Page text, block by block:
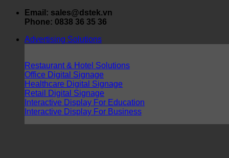
Skip
Email: sales@dstek.vn
Phone: 0838 36 35 36
Advertising Solutions
Restaurant & Hotel Solutions
Office Digital Signage
Healthcare Digital Signage
Retail Digital Signage
Interactive Display For Education
Interactive Display For Business